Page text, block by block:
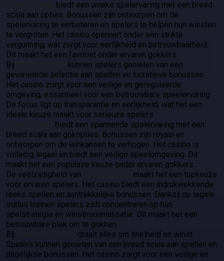
biedt een unieke spelervaring met een breed
scala aan opties. Bonussen zijn ontworpen om de
spelervaring te verbeteren en spelers te helpen hun winsten
te vergroten. Het casino opereert onder een strikte
vergunning, wat zorgt voor eerlijkheid en betrouwbaarheid.
Dit maakt het een favoriet onder ervaren gokkers.
Bij
kunnen spelers genieten van een
gevarieerde selectie aan spellen en lucratieve bonussen.
Het casino zorgt voor een veilige en gereguleerde
omgeving, essentieel voor een betrouwbare speelervaring.
De focus ligt op transparantie en eerlijkheid, wat het een
ideale keuze maakt voor serieuze spelers.
biedt een spannende spelervaring met een
breed scala aan gokopties. Bonussen zijn royaal en
ontworpen om de winkansen te verhogen. Het casino is
volledig legaal en biedt een veilige speelomgeving. Dit
maakt het een populaire keuze onder ervaren gokkers.
De veelzijdigheid van
maakt het een topkeuze
voor ervaren spelers. Het casino biedt een indrukwekkende
reeks spellen en aantrekkelijke bonussen. Dankzij de legale
status kunnen spelers zich concentreren op hun
spelstrategie en winstmaximalisatie. Dit maakt het een
betrouwbare plek om te gokken.
Bij
draait alles om snelheid en winst.
Spelers kunnen genieten van een breed scala aan spellen en
dagelijkse bonussen. Het casino zorgt voor een veilige en